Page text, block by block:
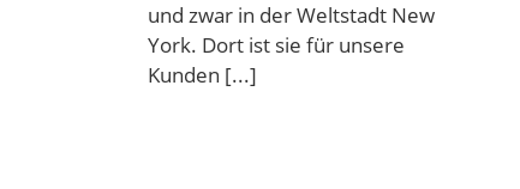
und zwar in der Weltstadt New
York. Dort ist sie für unsere
Kunden [...]